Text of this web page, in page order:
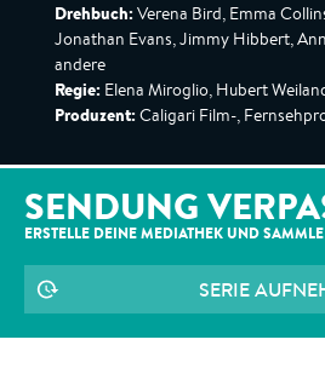
Drehbuch: Verena Bird, Emma
Jonathan Evans, Jimmy Hibbert,
andere
Regie: Elena Miroglio, Hubert
Produzent: Caligari Film-,
SENDUNG
ERSTELLE DEINE MEDIATHEK UND
SERIE